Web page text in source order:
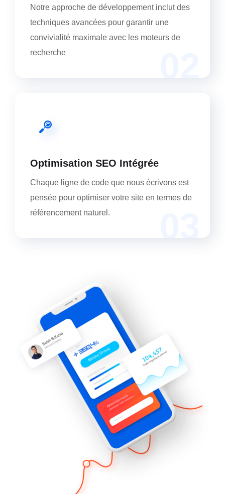
Notre approche de développement inclut des
techniques avancées pour garantir une
convivialité maximale avec les moteurs de
recherche
Optimisation SEO Intégrée
Chaque ligne de code que nous écrivons est
pensée pour optimiser votre site en termes de
référencement naturel.